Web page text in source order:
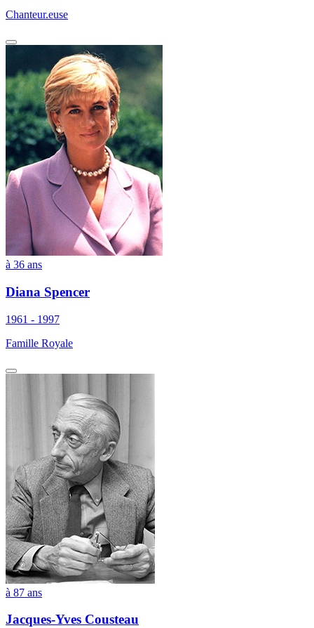
Chanteur.euse
à 36 ans
Diana Spencer
1961 - 1997
Famille Royale
à 87 ans
Jacques-Yves Cousteau